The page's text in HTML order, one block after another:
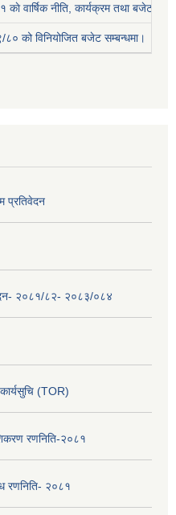
वार्षिक नीति, कार्यक्रम तथा बजेट
को विनियोजित बजेट सम्बन्धमा।
प्रतिवेदन
२०८१/८२- २०८३/०८४
कार्यसुचि (TOR)
रणनिति-२०८१
रणनिति- २०८१